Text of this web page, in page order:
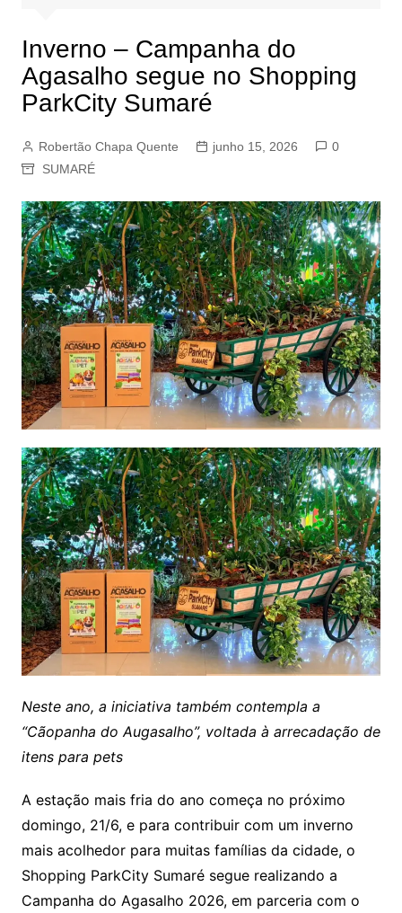
Inverno – Campanha do
Agasalho segue no Shopping
ParkCity Sumaré
Robertão Chapa Quente junho 15, 2026
0
SUMARÉ
Neste ano, a iniciativa também contempla a
“Cãopanha do Augasalho”, voltada à arrecadação de
itens para pets
A estação mais fria do ano começa no próximo
domingo, 21/6, e para contribuir com um inverno
mais acolhedor para muitas famílias da cidade, o
Shopping ParkCity Sumaré segue realizando a
Campanha do Agasalho 2026, em parceria com o